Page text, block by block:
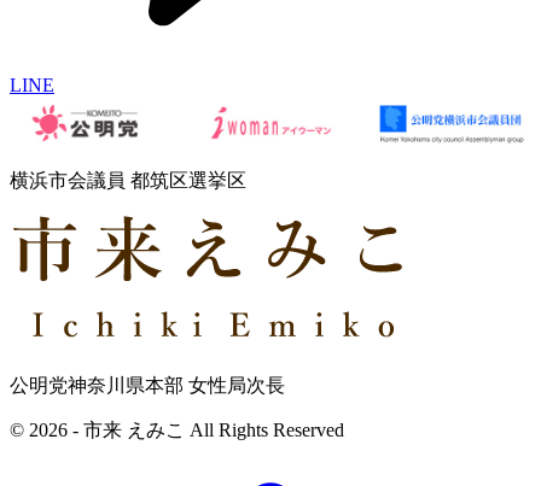
LINE
横浜市会議員 都筑区選挙区
公明党神奈川県本部 女性局次長
© 2026 - 市来 えみこ All Rights Reserved